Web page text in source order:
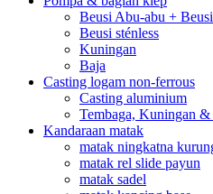
Beusi Abu-abu +
Beusi sténless
Kuningan
Baja
Casting logam non-ferrous
Casting aluminium
Tembaga, Kuningan
Kandaraan matak
matak ningkatna
matak rel slide payun
matak sadel